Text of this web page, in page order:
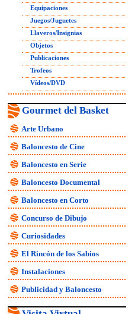
Equipaciones
Juegos/Juguetes
Llaveros/Insignias
Objetos
Publicaciones
Trofeos
Vídeos/DVD
Gourmet del Basket
Arte Urbano
Baloncesto de Cine
Baloncesto en Serie
Baloncesto Documental
Baloncesto en Corto
Concurso de Dibujo
Curiosidades
El Rincón de los Sabios
Instalaciones
Publicidad y Baloncesto